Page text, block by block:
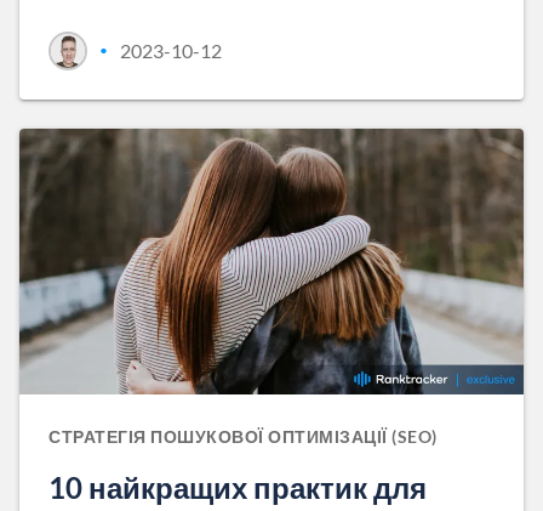
• 2023-10-12
СТРАТЕГІЯ ПОШУКОВОЇ ОПТИМІЗАЦІЇ (SEO)
10 найкращих практик для